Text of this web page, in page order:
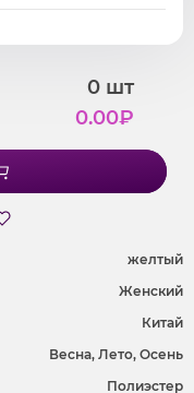
0 шт
0.00₽
желтый
Женский
Китай
Весна, Лето, Осень
Полиэстер